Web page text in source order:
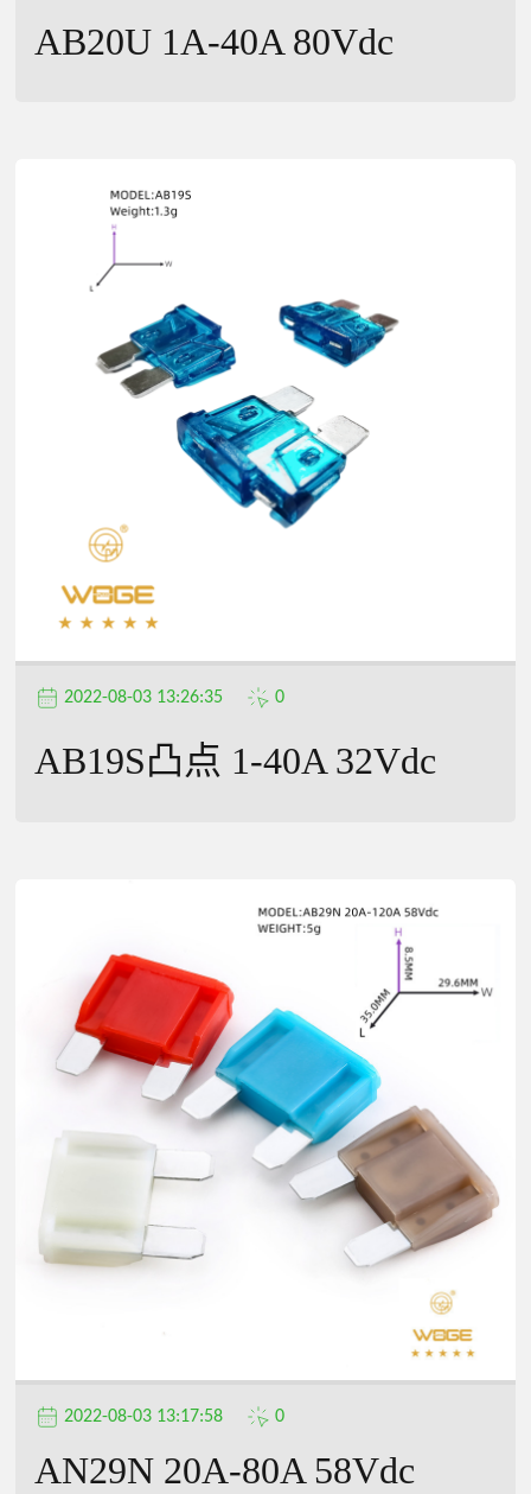
AB20U 1A-40A 80Vdc
2022-08-03 13:26:35 0
AB19S凸点 1-40A 32Vdc
2022-08-03 13:17:58 0
AN29N 20A-80A 58Vdc